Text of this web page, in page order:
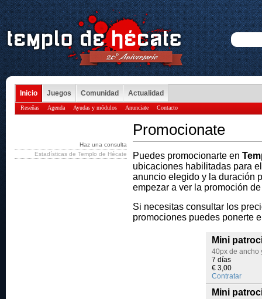
Inicio Juegos Comunidad Actualidad
Reseñas Agenda Ayudas y módulos Anunciate Contacto
Promocionate
Puedes promocionarte en
ubicaciones habilitadas para
anuncio elegido y la duración
empezar a ver la promoción
Si necesitas consultar los
promociones puedes ponerte
Mini
40px de ancho
7 días
€ 3,00
Contratar
Mini
Haz una consulta
Estadísticas de Templo de Hécate